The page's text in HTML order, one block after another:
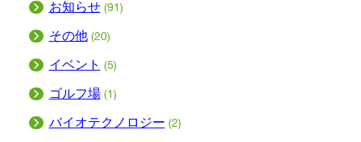
お知らせ (91)
その他 (20)
イベント (5)
ゴルフ場 (1)
バイオテクノロジー (2)